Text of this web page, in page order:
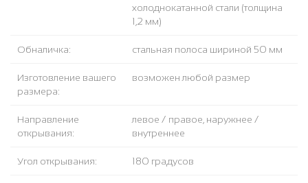
холоднокатанной стали (толщина
1,2 мм)
Обналичка: стальная полоса шириной 50 мм
Изготовление вашего
размера:
возможен любой размер
Направление
открывания:
левое / правое, наружнее /
внутреннее
Угол открывания: 180 градусов